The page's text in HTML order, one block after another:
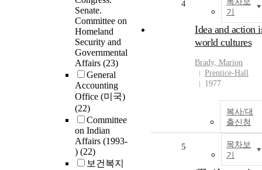
Senate.
Committee on
Homeland
Security and
Governmental
Affairs (23)
General
Accounting
Office (미국)
(22)
Committee
on Indian
Affairs (1993-
) (22)
보건복지
기
4
Idea and action
world cultures
Brady, Marion
Prentice-Hall
1977
복사/대
출신청
목차보
기
5